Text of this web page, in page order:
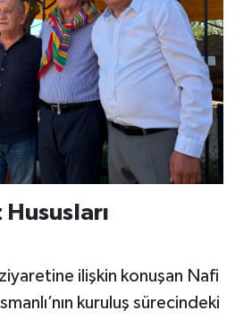
ilişkin konuşan Nafi
kuruluş sürecindeki